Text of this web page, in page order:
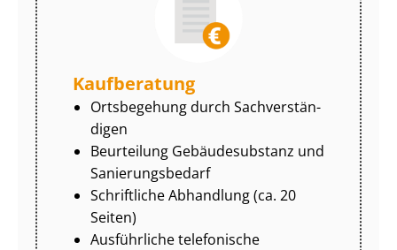
Kaufberatung
Ortsbegehung durch Sach­ver­stän­
di­gen
Beurteilung Gebäudesubstanz und
Sa­nie­rungs­be­darf
Schriftliche Abhandlung (ca. 20
Seiten)
Ausführliche telefonische